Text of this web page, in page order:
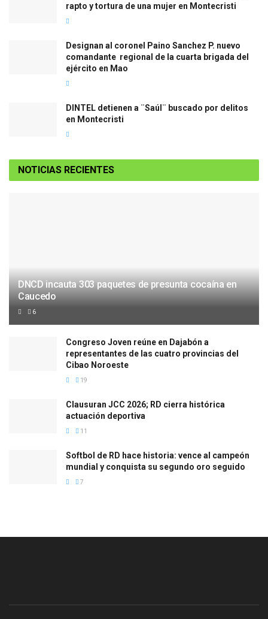
rapto y tortura de una mujer en Montecristi
Designan al coronel Paino Sanchez P. nuevo
comandante regional de la cuarta brigada del
ejército en Mao
DINTEL detienen a ¨Saúl¨ buscado por delitos
en Montecristi
NOTICIAS RECIENTES
DNCD incauta 303 paquetes de presunta cocaína en
Caucedo
6
Congreso Joven reúne en Dajabón a
representantes de las cuatro provincias del
Cibao Noroeste
19
Clausuran JCC 2026; RD cierra histórica
actuación deportiva
11
Softbol de RD hace historia: vence al campeón
mundial y conquista su segundo oro seguido
7